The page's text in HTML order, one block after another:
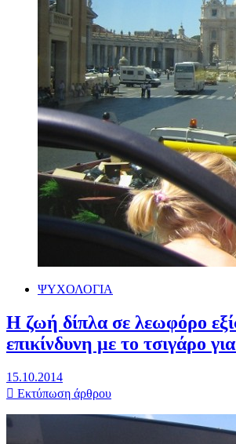
ΨΥΧΟΛΟΓΙΑ
Η ζωή δίπλα σε λεωφόρο
επικίνδυνη με το τσιγάρο
15.10.2014
Εκτύπωση άρθρου